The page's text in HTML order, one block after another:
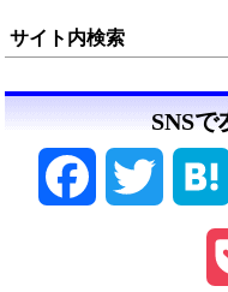
サイト内検索
SNS
Facebook Twitter